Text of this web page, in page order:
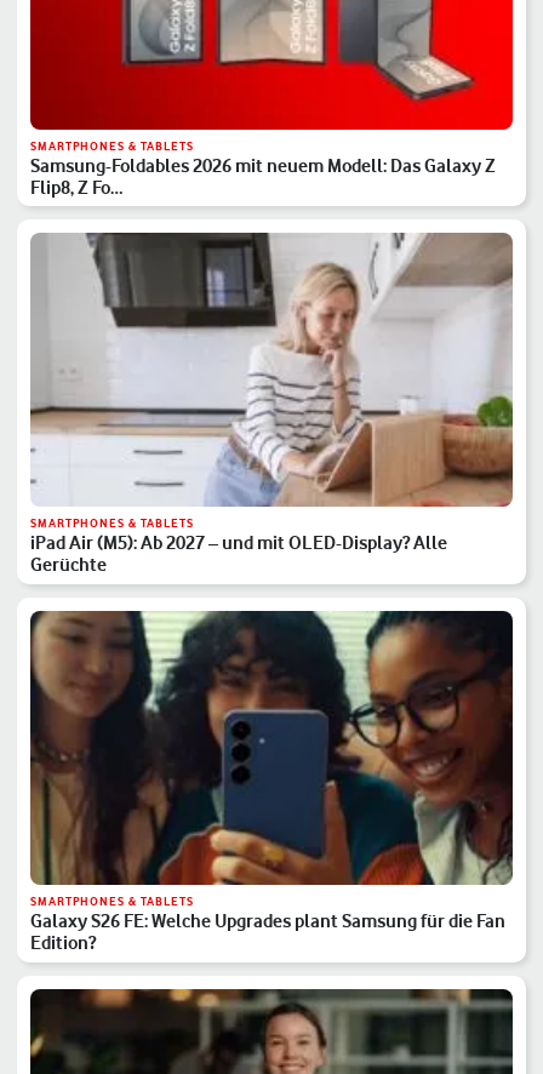
SMARTPHONES & TABLETS
Samsung-Foldables 2026 mit neuem Modell: Das Galaxy Z
Flip8, Z Fo…
SMARTPHONES & TABLETS
iPad Air (M5): Ab 2027 – und mit OLED-Display? Alle
Gerüchte
SMARTPHONES & TABLETS
Galaxy S26 FE: Welche Upgrades plant Samsung für die Fan
Edition?